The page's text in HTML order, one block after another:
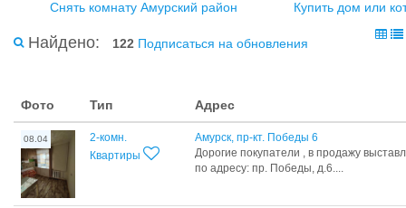
Снять комнату Амурский район
Купить дом или
Найдено: 122 Подписаться на обновления
Фото Тип Адрес
08.04
2-комн.
Квартиры
Амурск, пр-кт. Победы 6
Дорогие покупатели , в продажу
по адресу: пр. Победы, д.6....